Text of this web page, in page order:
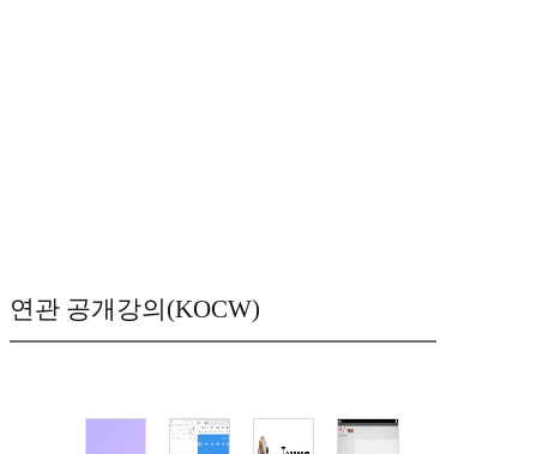
연관 공개강의(KOCW)